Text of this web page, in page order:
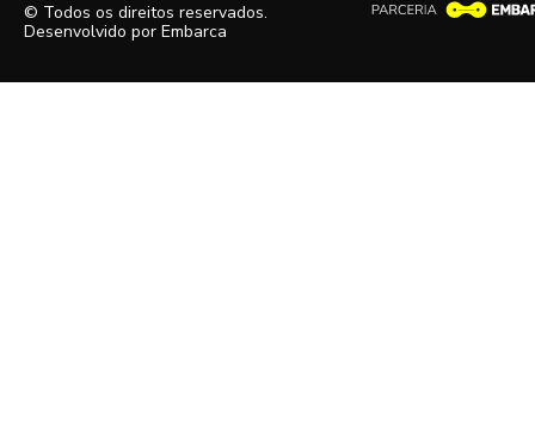
© Todos os direitos reservados.
Desenvolvido por Embarca